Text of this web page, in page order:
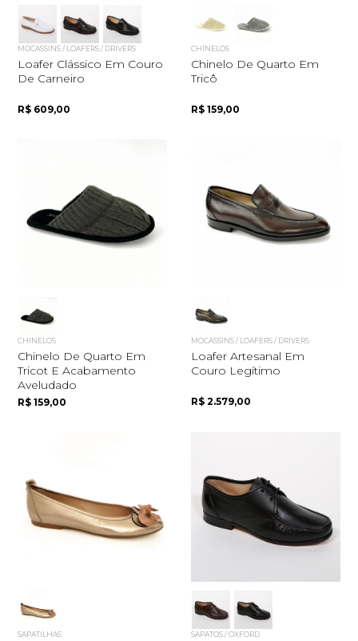
MOCASSINS / LOAFERS / DRIVERS
Loafer Clássico Em Couro
De Carneiro
R$ 609,00
CHINELOS
Chinelo De Quarto Em
Tricô
R$ 159,00
CHINELOS
Chinelo De Quarto Em
Tricot E Acabamento
Aveludado
R$ 159,00
MOCASSINS / LOAFERS / DRIVERS
Loafer Artesanal Em
Couro Legítimo
R$ 2.579,00
SAPATILHAS SAPATOS / OXFORD